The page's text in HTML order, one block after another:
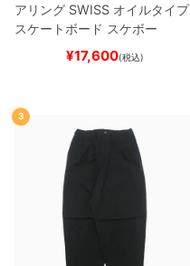
アリング SWISS オイルタイプ
スケートボード スケボー
¥17,600(税込)
3